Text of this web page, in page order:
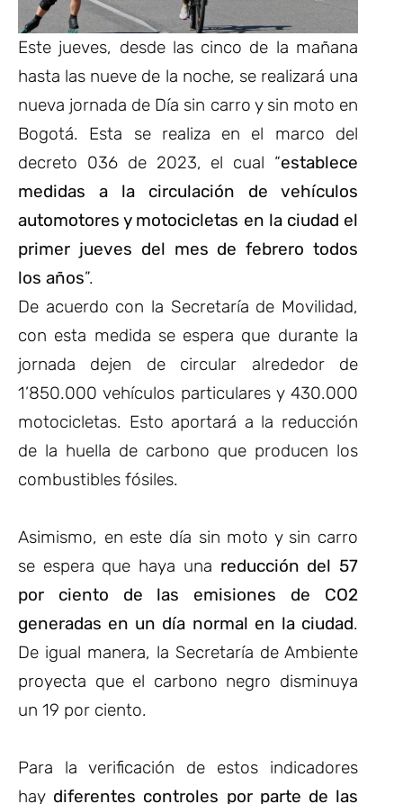
Este jueves, desde las cinco de la mañana
hasta las nueve de la noche, se realizará una
nueva jornada de Día sin carro y sin moto en
Bogotá. Esta se realiza en el marco del
decreto 036 de 2023, el cual “establece
medidas a la circulación de vehículos
automotores y motocicletas en la ciudad el
primer jueves del mes de febrero todos
los años”.
De acuerdo con la Secretaría de Movilidad,
con esta medida se espera que durante la
jornada dejen de circular alrededor de
1’850.000 vehículos particulares y 430.000
motocicletas. Esto aportará a la reducción
de la huella de carbono que producen los
combustibles fósiles.
Asimismo, en este día sin moto y sin carro
se espera que haya una reducción del 57
por ciento de las emisiones de CO2
generadas en un día normal en la ciudad.
De igual manera, la Secretaría de Ambiente
proyecta que el carbono negro disminuya
un 19 por ciento.
Para la verificación de estos indicadores
hay diferentes controles por parte de las